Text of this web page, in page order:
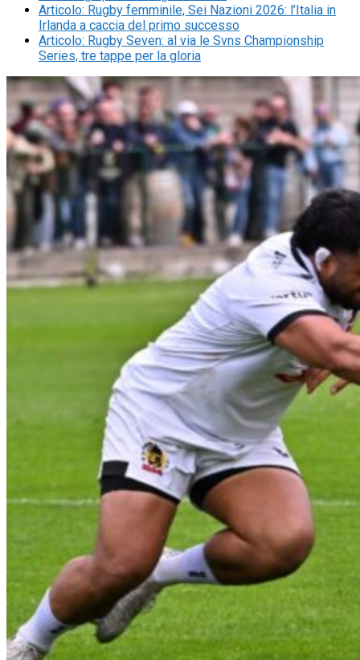
Articolo: Rugby femminile, Sei Nazioni 2026: l’Italia in
Irlanda a caccia del primo successo
Articolo: Rugby Seven: al via le Svns Championship
Series, tre tappe per la gloria